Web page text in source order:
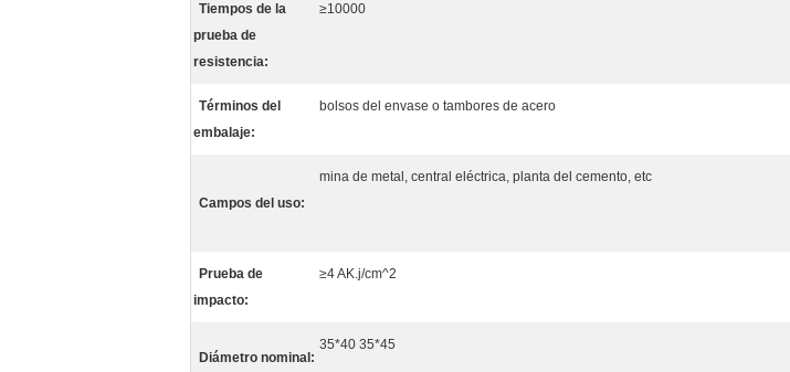
Tiempos de la
prueba de
resistencia:
≥10000
Términos del
embalaje:
bolsos del envase o tambores de acero
Campos del uso:
mina de metal, central eléctrica, planta del cemento, etc
Prueba de
impacto:
≥4 AK.j/cm^2
Diámetro nominal:
35*40 35*45